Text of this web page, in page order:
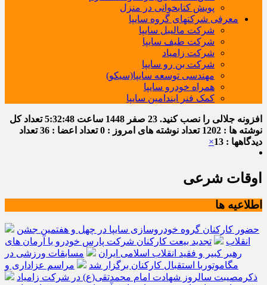
پویش کتابخوانی در منزل
معرفی شرکتهای گروه سایپا
شرکت مالیبل سایپا
شرکت طیف سایپا
شرکت زامیاد
شرکت بن رو سایپا
مهندسی توسعه سایپا(سیکو)
همراه خودرو سایپا
کمک فنر ایندامین سایپا
افزونه جلالی را نصب کنید. 23 صفر 1448 ساعت 5:32:49تعداد کل
نوشته ها : 1202
تعداد نوشته های امروز : 0 تعداد اعضا : 36
تعداد
دیدگاهها : 13
×
اوقات شرعی
اطلاعیه ها
حضور کارکنان گروه خودروسازی سایپا در چهل و هفتمین جشن
انقلاب
تجدید بیعت کارکنان شرکت پارس خودرو با آرمان های
رهبر کبیر و فقید انقلاب اسلامی ایران
مسابقات ورزشی در
مگاموتوربا استقبال کارکنان برگزار شد
مراسم عزاداری و
ذکرمصیبت سالروز شهادت امام محمدتقی(ع) در شرکت زامیاد